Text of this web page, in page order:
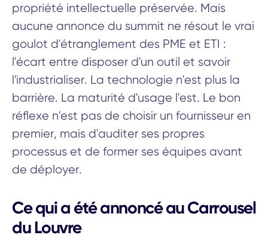
propriété intellectuelle préservée. Mais
aucune annonce du summit ne résout le vrai
goulot d'étranglement des PME et ETI :
l'écart entre disposer d'un outil et savoir
l'industrialiser. La technologie n'est plus la
barrière. La maturité d'usage l'est. Le bon
réflexe n'est pas de choisir un fournisseur en
premier, mais d'auditer ses propres
processus et de former ses équipes avant
de déployer.
Ce qui a été annoncé au Carrousel
du Louvre